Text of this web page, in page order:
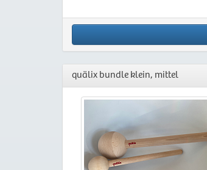
quälix bundle klein, mittel